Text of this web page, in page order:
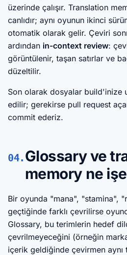
üzerinde çalışır. Translation
canlıdır; aynı oyunun ikinci
otomatik olarak gelir. Çeviri
ardından in-context review:
görüntülenir, taşan satırlar ve
düzeltilir.
Son olarak dosyalar build'inize
edilir; gerekirse pull request
commit ederiz.
04. Glossary ve
memory ne
Bir oyunda "mana", "stamina",
geçtiğinde farklı çevrilirse
Glossary, bu terimlerin hedef
çevrilmeyeceğini (örneğin
içerik geldiğinde çevirmen